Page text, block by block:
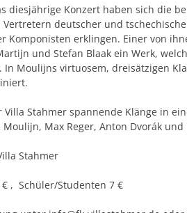
diesjährige Konzert haben sich die
deutscher und
Komponisten erklingen. Einer von
und Stefan Blaak ein Werk,
In Moulijns virtuosem, dreisätzigen
Villa Stahmer spannende Klänge in
Moulijn, Max Reger, Anton Dvorák und
Stahmer
€ , Schüler/Studenten 7 €